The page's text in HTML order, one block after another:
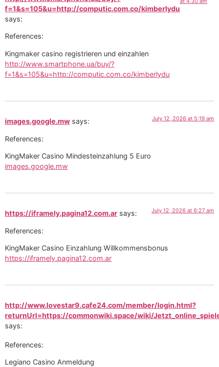
f=1&s=105&u=http://computic.com.co/kimberlydu
says:
References:
Kingmaker casino registrieren und einzahlen
http://www.smartphone.ua/buy/?
f=1&s=105&u=http://computic.com.co/kimberlydu
images.google.mw says: July 12, 2026 at 5:19 am
References:
KingMaker Casino Mindesteinzahlung 5 Euro
images.google.mw
https://iframely.pagina12.com.ar says: July 12, 2026 at 6:27 am
References:
KingMaker Casino Einzahlung Willkommensbonus
https://iframely.pagina12.com.ar
http://www.lovestar9.cafe24.com/member/login.html?
returnUrl=https://commonwiki.space/wiki/
says:
References:
Legiano Casino Anmeldung